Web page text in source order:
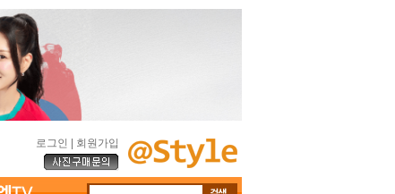
로그인 회원가입